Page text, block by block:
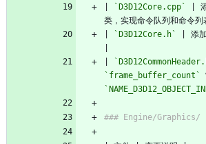
`D3D12Core.cpp` |
`D3D12Core.h` | 添
`frame_buffer_count`